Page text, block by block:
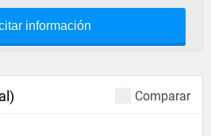
información
Comparar